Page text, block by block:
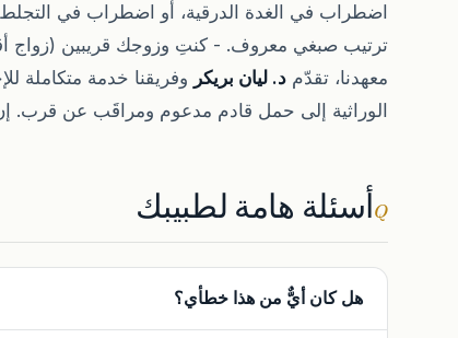
اضطراب في الغدة الدرقية، أو اضطراب في
ترتيب صبغي معروف. - كنتِ وزوجك قريبين (زواج
معهدنا، تقدّم د. ليان بريكر وفريقنا خدمة متكاملة
الوراثية إلى حمل قادم مدعوم ومراقَب عن قرب.
Qأسئلة هامة لطبيبك
هل كان أيٌّ من هذا خطأي؟